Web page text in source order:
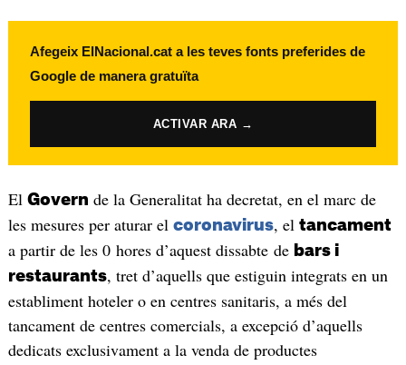
Afegeix ElNacional.cat a les teves fonts preferides de
Google de manera gratuïta
ACTIVAR ARA →
El Govern de la Generalitat ha decretat, en el marc de
les mesures per aturar el coronavirus, el tancament
a partir de les 0 hores d’aquest dissabte de bars i
restaurants, tret d’aquells que estiguin integrats en un
establiment hoteler o en centres sanitaris, a més del
tancament de centres comercials, a excepció d’aquells
dedicats exclusivament a la venda de productes